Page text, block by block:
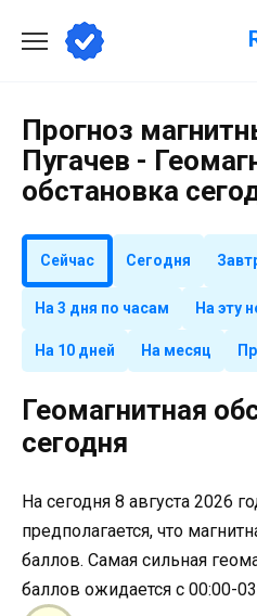
содержанию
Прогноз
Пугачев -
обстановка
Сейчас Сегодня
На 3 дня по часам На эту
На 10 дней На месяц
Геомагнитная
сегодня
На сегодня 8 августа 2026
предполагается, что
баллов. Самая сильная
баллов ожидается с 00:00-